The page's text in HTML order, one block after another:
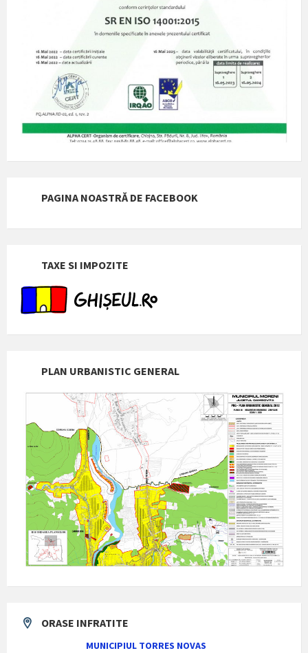
PAGINA NOASTRĂ DE FACEBOOK
TAXE SI IMPOZITE
PLAN URBANISTIC GENERAL
ORASE INFRATITE
MUNICIPIUL TORRES NOVAS